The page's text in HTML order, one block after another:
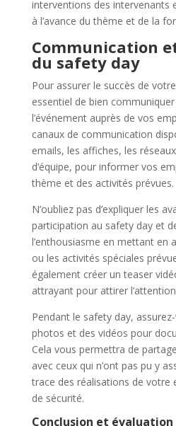
interventions des intervenants
à l’avance du thème et de la
Communication
du safety day
Pour assurer le succès de
essentiel de bien
l’événement auprès de vos
canaux de communication
emails, les affiches, les
d’équipe, pour informer vos
thème et des activités prévues.
N’oubliez pas d’expliquer les
participation au safety day et
l’enthousiasme en mettant en
ou les activités spéciales
également créer un teaser
attrayant pour attirer
Pendant le safety day,
photos et des vidéos pour
Cela vous permettra de
avec ceux qui n’ont pas pu y
trace des réalisations de votre
de sécurité.
Conclusion et